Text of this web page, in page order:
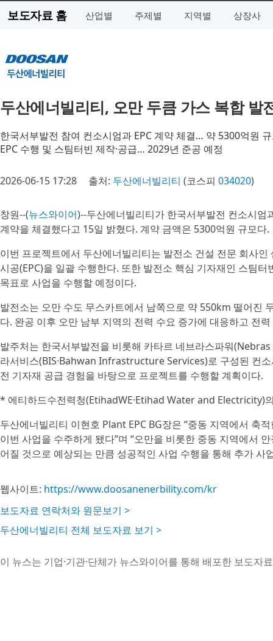
보도자료 홈 산업별 주제별 지역별 상장사
두산에너빌리티, 오만 두큼 가스 복합 발
한국서부발전 참여 컨소시엄과 EPC 계약 체결… 약 5300억원
EPC 수행 및 스팀터빈 제작·공급… 2029년 준공 예정
2026-06-15 17:28 출처: 두산에너빌리티 (코스피 034020)
창원--(뉴스와이어)--두산에너빌리티가 한국서부발전 컨소시
계약을 체결했다고 15일 밝혔다. 계약 금액은 5300억원 규모다.
이번 프로젝트에서 두산에너빌리티는 발전소 건설 전문 회사인
시공(EPC)을 일괄 수행한다. 또한 발전소 핵심 기자재인 스팀
목표로 사업을 수행할 예정이다.
발전소는 오만 수도 무스카트에서 남쪽으로 약 550km 떨어진
다. 완공 이후 오만 남부 지역의 전력 수요 증가에 대응하고 전
발주처는 한국서부발전을 비롯해 카타르 네브라스파워
라서비스(BIS·Bahwan Infrastructure Services)로 구성된 컨
전 기자재 공급 경험을 바탕으로 프로젝트를 수행할 계획이다.
* 에티하드수전력청(EtihadWE·Etihad Water and Electricity)
두산에너빌리티 이현호 Plant EPC BG장은 “중동 지역에서 축
이번 사업을 수주하게 됐다”며 “오만을 비롯한 중동 지역에서
어질 것으로 예상되는 만큼 성공적인 사업 수행을 통해 추가 사
웹사이트: https://www.doosanenerbility.com/kr
보도자료 연락처와 원문보기 >
두산에너빌리티 전체 보도자료 보기 >
이 뉴스는 기업·기관·단체가 뉴스와이어를 통해 배포한 보도자